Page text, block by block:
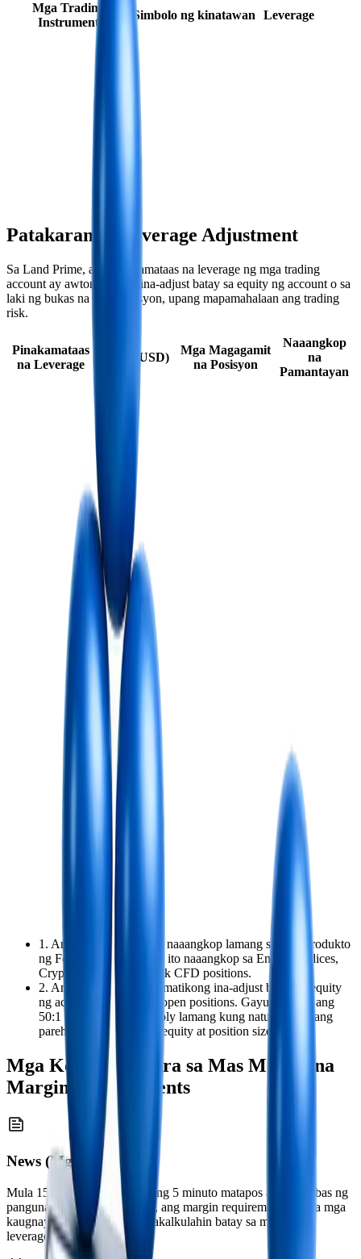
Mga Trading
Instrument
Simbolo ng kinatawan Leverage
Patakaran sa Leverage Adjustment
Sa Land Prime, ang pinakamataas na leverage ng mga trading
account ay awtomatikong ina-adjust batay sa equity ng account o sa
laki ng bukas na positposisyon, upang mapamahalaan ang trading
risk.
Pinakamataas
na Leverage
Equity (USD)
Mga Magagamit
na Posisyon
Naaangkop
na
Pamantayan
1. Ang patakarang ito ay naaangkop lamang sa mga produkto
ng Forex at Metal. Hindi ito naaangkop sa Energy, Indices,
Cryptocurrencies, o Stock CFD positions.
2. Ang leverage ay awtomatikong ina-adjust batay sa equity
ng account at sa laki ng open positions. Gayunpaman, ang
50:1 leverage ay naa-apply lamang kung natutugunan ang
parehong kondisyon ng equity at position size.
Mga Kondisyon para sa Mas Mataas na
Margin Requirements
News (Mga Balita)
Mula 15 minuto bago hanggang 5 minuto matapos ang paglabas ng
pangunahing economic news, ang margin requirement para sa mga
kaugnay na instrumento ay kakalkulahin batay sa maximum
leverage na 200:1.